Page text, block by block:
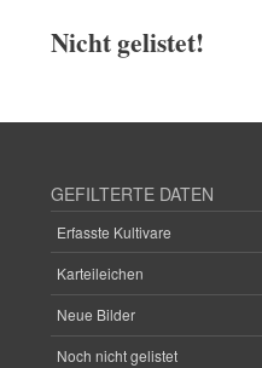
Nicht gelistet!
GEFILTERTE DATEN
Erfasste Kultivare
Karteileichen
Neue Bilder
Noch nicht gelistet